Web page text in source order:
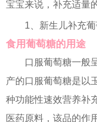
宝宝来说，补充适量
1、新生儿补充
食用葡萄糖的用途
口服葡萄糖一般
产的口服葡萄糖是以
种功能性速效营养补
医药原料，该品的作